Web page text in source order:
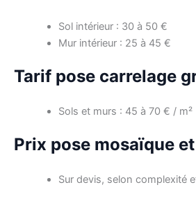
Sol intérieur : 30 à 50 €
Mur intérieur : 25 à 45 €
Tarif pose carrelage
Sols et murs : 45 à 70 € / m²
Prix pose mosaïque
Sur devis, selon complexité